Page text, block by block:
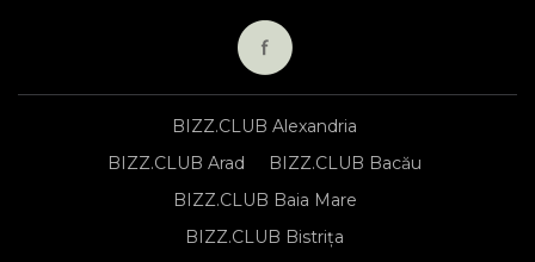
BIZZ.CLUB Alexandria
BIZZ.CLUB Arad
BIZZ.CLUB Bacău
BIZZ.CLUB Baia Mare
BIZZ.CLUB Bistrița